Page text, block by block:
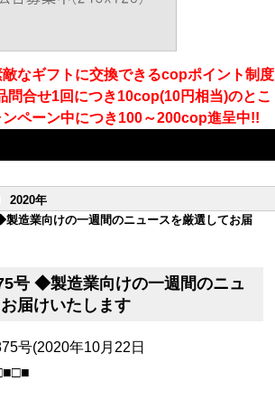
なギフトに交換できるcopポイント制度
問合せ1回につき10cop(10円相当)のとこ
ペーン中につき100～200cop進呈中!!
2020年
製造業向けの一週間のニュースを厳選してお届
号 ◆製造業向けの一週間のニュ
届けいたします
号(2020年10月22日